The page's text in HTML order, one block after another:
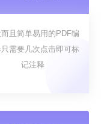
且简单易用的PDF编
需要几次点击即可标
记注释